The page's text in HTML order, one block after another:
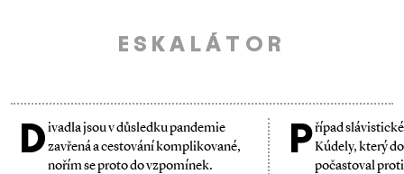
ESKALÁTOR
D
ivadla jsou v důsledku pandemie
zavřená a cestování komplikované,
nořím se proto do vzpomínek.
P
řípad
Kúdely, který
počastoval